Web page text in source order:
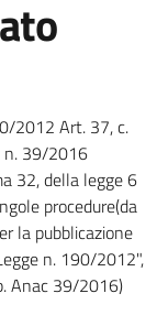
2012 Art. 37, c.
n. 39/2016
32, della legge 6
procedure(da
la pubblicazione
n. 190/2012",
Anac 39/2016)